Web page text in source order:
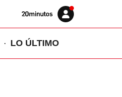
Volver
Iniciar
sesión
LO ÚLTIMO